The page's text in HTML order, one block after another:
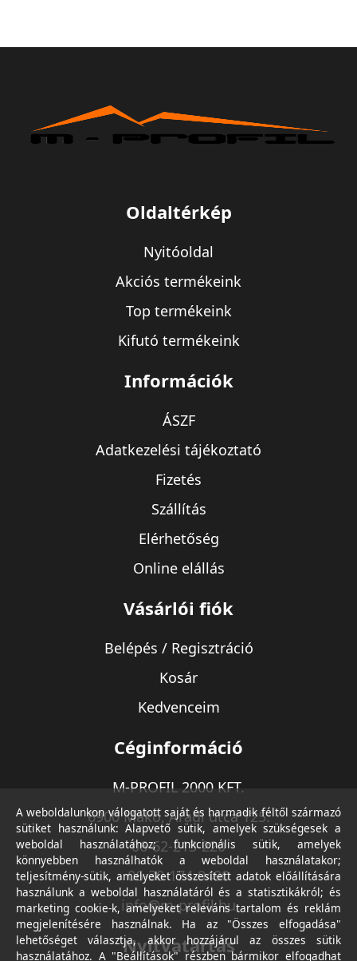
Oldaltérkép
Nyitóoldal
Akciós termékeink
Top termékeink
Kifutó termékeink
Információk
ÁSZF
Adatkezelési tájékoztató
Fizetés
Szállítás
Elérhetőség
Online elállás
Vásárlói fiók
Belépés / Regisztráció
Kosár
Kedvenceim
Céginformáció
M-PROFIL 2000 KFT.
6900 Makó, Aradi utca 125.
06-62-213-220
06-30-174-9490
info@m-profil.hu
Nyitvatartás
A weboldalunkon válogatott saját és harmadik féltől származó
sütiket használunk: Alapvető sütik, amelyek szükségesek a
weboldal használatához; funkcionális sütik, amelyek
könnyebben használhatók a weboldal használatakor;
teljesítmény-sütik, amelyeket összesített adatok előállítására
használunk a weboldal használatáról és a statisztikákról; és
marketing cookie-k, amelyeket releváns tartalom és reklám
megjelenítésére használnak. Ha az "Összes elfogadása"
lehetőséget választja, akkor hozzájárul az összes sütik
használatához. A "Beállítások" részben bármikor elfogadhat